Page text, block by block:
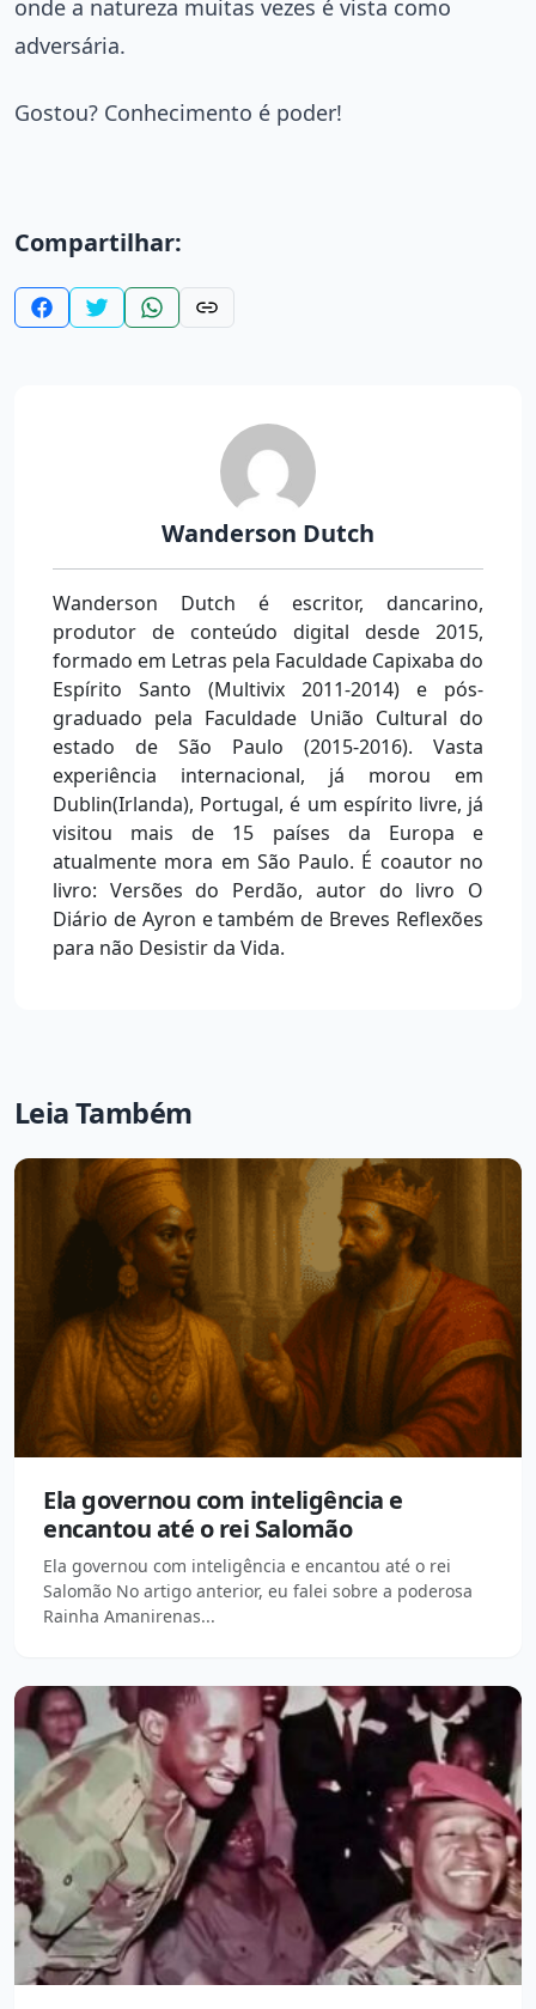
onde a natureza muitas vezes é vista como
adversária.
Gostou? Conhecimento é poder!
Compartilhar:
Wanderson Dutch
Wanderson Dutch é escritor, dancarino,
produtor de conteúdo digital desde 2015,
formado em Letras pela Faculdade Capixaba do
Espírito Santo (Multivix 2011-2014) e pós-
graduado pela Faculdade União Cultural do
estado de São Paulo (2015-2016). Vasta
experiência internacional, já morou em
Dublin(Irlanda), Portugal, é um espírito livre, já
visitou mais de 15 países da Europa e
atualmente mora em São Paulo. É coautor no
livro: Versões do Perdão, autor do livro O
Diário de Ayron e também de Breves Reflexões
para não Desistir da Vida.
Leia Também
Ela governou com inteligência e
encantou até o rei Salomão
Ela governou com inteligência e encantou até o rei
Salomão No artigo anterior, eu falei sobre a poderosa
Rainha Amanirenas...